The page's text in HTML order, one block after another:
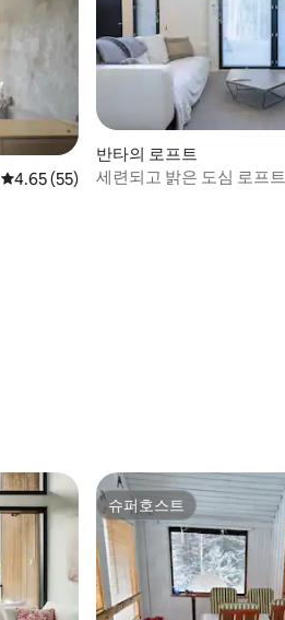
평점 4.65점(5점 만점), 후기 55개
4.65 (55)
반타의 로프트
세련되고 밝은 도심 로프트
슈퍼호스트
슈퍼호스트